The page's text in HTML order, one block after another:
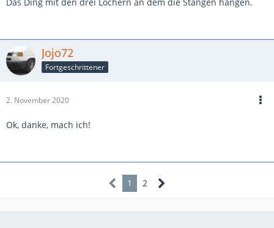
Jojo72
Fortgeschrittener
2. November 2020
Ok, danke, mach ich!
1 2